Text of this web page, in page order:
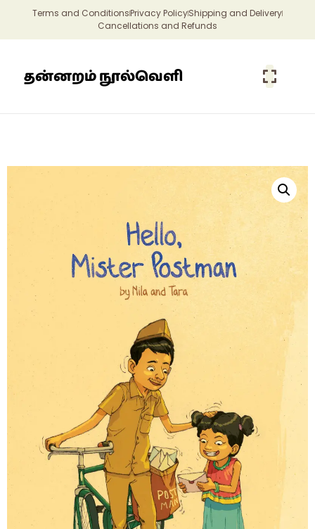
Terms and ConditionsPrivacy PolicyShipping and Delivery
Cancellations and Refunds
தன்னறம் நூல்வெளி